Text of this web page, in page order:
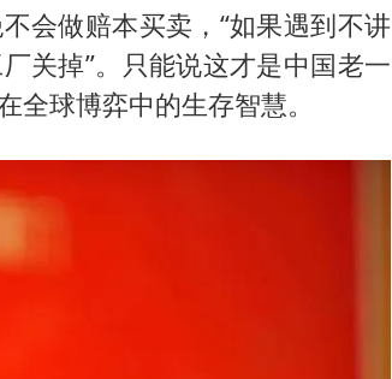
5.6 Luna
政府行径
被通缉
斯纪录
碳中毒
会做赔本买卖，“如果遇到不讲
关掉”。只能说这才是中国老一
球博弈中的生存智慧。